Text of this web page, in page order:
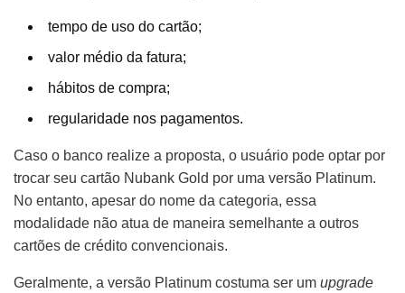
tempo de uso do cartão;
valor médio da fatura;
hábitos de compra;
regularidade nos pagamentos.
Caso o banco realize a proposta, o usuário pode optar por
trocar seu cartão Nubank Gold por uma versão Platinum.
No entanto, apesar do nome da categoria, essa
modalidade não atua de maneira semelhante a outros
cartões de crédito convencionais.
Geralmente, a versão Platinum costuma ser um upgrade